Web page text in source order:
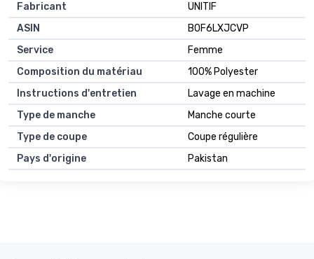
Fabricant
UNITIF
ASIN
B0F6LXJCVP
Service
Femme
Composition du matériau
100% Polyester
Instructions d'entretien
Lavage en machine
Type de manche
Manche courte
Type de coupe
Coupe régulière
Pays d'origine
Pakistan